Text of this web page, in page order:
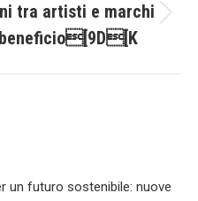
post:
tra artisti e marchi
beneficio[9D[K
un futuro sostenibile: nuove